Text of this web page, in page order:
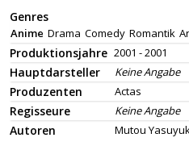
Genres
Anime Drama Comedy Romantik
Produktionsjahre 2001 - 2001
Hauptdarsteller Keine Angabe
Produzenten Actas
Regisseure Keine Angabe
Autoren Mutou